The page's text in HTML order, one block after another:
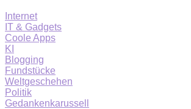
Internet
IT & Gadgets
Coole Apps
KI
Blogging
Fundstücke
Weltgeschehen
Politik
Gedankenkarussell